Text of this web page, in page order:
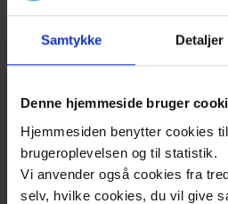
Samtykke Detaljer
Denne hjemmeside bruger
Hjemmesiden benytter cookies
brugeroplevelsen og til statistik.
Vi anvender også cookies fra
selv, hvilke cookies, du vil give
personale
Afmærkede fliser i
varmtvandsbassin
Svømmehallen er lukket i